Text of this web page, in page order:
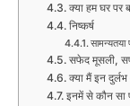
क्या हम घर
निष्कर्ष
सफेद मूसली,
क्या मैं इन
इनमें से कौन सा